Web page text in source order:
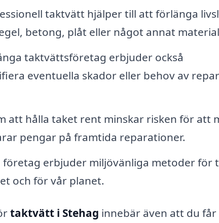
taktvätt hjälper till att förlänga
betong, plåt eller något annat
taktvättsföretag erbjuder också
eventuella skador eller behov av
att hålla taket rent minskar risken för att
pengar på framtida reparationer.
företag erbjuder miljövänliga metoder för
och för vår planet.
taktvätt i Stehag innebär även att du